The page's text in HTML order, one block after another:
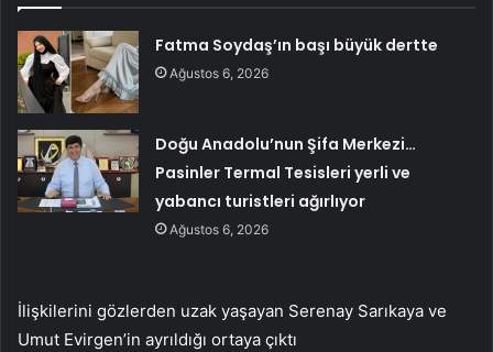
Fatma Soydaş’ın başı büyük dertte
Ağustos 6, 2026
Doğu Anadolu’nun Şifa Merkezi…
Pasinler Termal Tesisleri yerli ve
yabancı turistleri ağırlıyor
Ağustos 6, 2026
İlişkilerini gözlerden uzak yaşayan Serenay Sarıkaya ve
Umut Evirgen’in ayrıldığı ortaya çıktı